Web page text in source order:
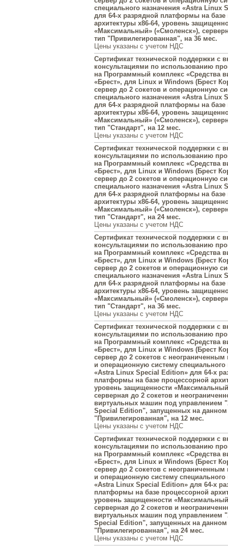
специального назначения «Astra Linux
для 64-х разрядной платформы на базе
архитектуры x86-64, уровень
«Максимальный» («Смоленск»),
тип "Привилегированная", на 36 мес.
Цены указаны с учетом НДС
Сертификат технической поддержки с
консультациями по использованию
на Программный комплекс «Средства
«Брест», для Linux и Windows (Брест
сервер до 2 сокетов и операционную
специального назначения «Astra Linux
для 64-х разрядной платформы на базе
архитектуры x86-64, уровень
«Максимальный» («Смоленск»),
тип "Стандарт", на 12 мес.
Цены указаны с учетом НДС
Сертификат технической поддержки с
консультациями по использованию
на Программный комплекс «Средства
«Брест», для Linux и Windows (Брест
сервер до 2 сокетов и операционную
специального назначения «Astra Linux
для 64-х разрядной платформы на базе
архитектуры x86-64, уровень
«Максимальный» («Смоленск»),
тип "Стандарт", на 24 мес.
Цены указаны с учетом НДС
Сертификат технической поддержки с
консультациями по использованию
на Программный комплекс «Средства
«Брест», для Linux и Windows (Брест
сервер до 2 сокетов и операционную
специального назначения «Astra Linux
для 64-х разрядной платформы на базе
архитектуры x86-64, уровень
«Максимальный» («Смоленск»),
тип "Стандарт", на 36 мес.
Цены указаны с учетом НДС
Сертификат технической поддержки с
консультациями по использованию
на Программный комплекс «Средства
«Брест», для Linux и Windows (Брест
сервер до 2 сокетов с
и операционную систему специального
«Astra Linux Special Edition» для 64-х
платформы на базе процессорной
уровень защищенности
серверная до 2 сокетов и
виртуальных машин под управлением
Special Edition", запущенных на данном
"Привилегированная", на 12 мес.
Цены указаны с учетом НДС
Сертификат технической поддержки с
консультациями по использованию
на Программный комплекс «Средства
«Брест», для Linux и Windows (Брест
сервер до 2 сокетов с
и операционную систему специального
«Astra Linux Special Edition» для 64-х
платформы на базе процессорной
уровень защищенности
серверная до 2 сокетов и
виртуальных машин под управлением
Special Edition", запущенных на данном
"Привилегированная", на 24 мес.
Цены указаны с учетом НДС